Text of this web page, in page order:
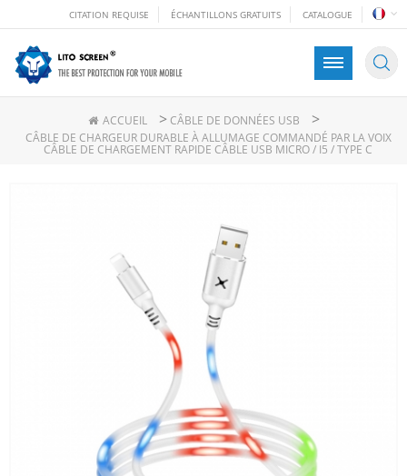
CITATION REQUISE ÉCHANTILLONS GRATUITS CATALOGUE
ACCUEIL > CÂBLE DE DONNÉES USB >
CÂBLE DE CHARGEUR DURABLE À ALLUMAGE COMMANDÉ PAR LA VOIX
CÂBLE DE CHARGEMENT RAPIDE CÂBLE USB MICRO / I5 / TYPE C